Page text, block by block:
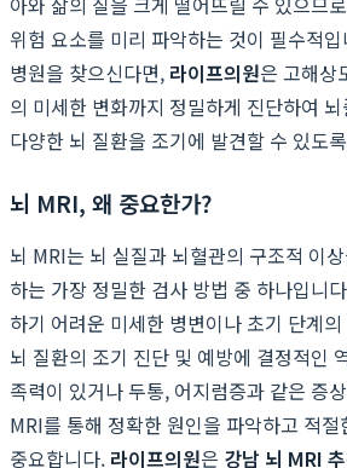
위험 요소를 미리 파악하는 것이 필수적
병원을 찾으신다면, 라이프의원은 고해상
의 미세한 변화까지 정밀하게 진단하여
다양한 뇌 질환을 조기에 발견할 수 있도
뇌 MRI, 왜 중요한가?
뇌 MRI는 뇌 실질과 뇌혈관의 구조적 이
하는 가장 정밀한 검사 방법 중 하나입니
하기 어려운 미세한 병변이나 초기 단계
뇌 질환의 조기 진단 및 예방에 결정적인
족력이 있거나 두통, 어지럼증과 같은 증
MRI를 통해 정확한 원인을 파악하고 적
중요합니다. 라이프의원은 강남 뇌 MRI